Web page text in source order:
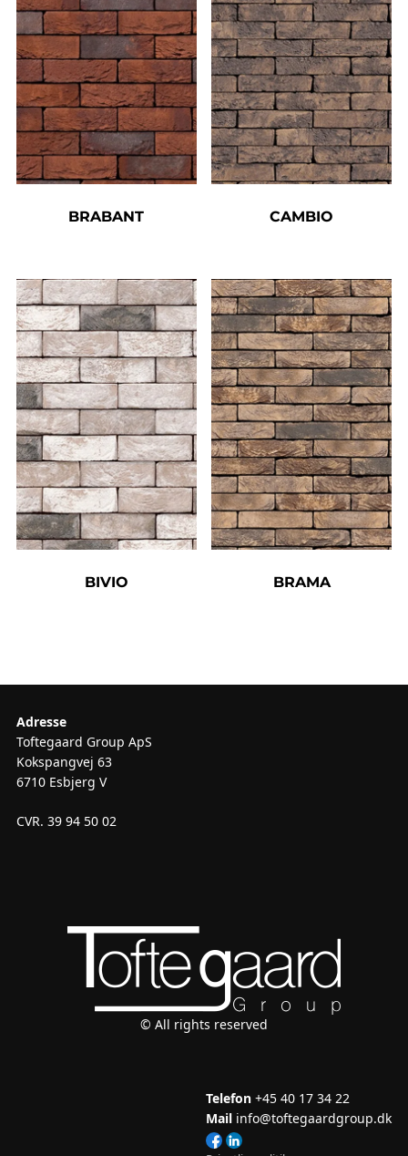
BRABANT CAMBIO
BIVIO BRAMA
Adresse
Toftegaard Group ApS
Kokspangvej 63
6710 Esbjerg V
CVR. 39 94 50 02
© All rights reserved
Telefon +45 40 17 34 22
Mail info@toftegaardgroup.dk